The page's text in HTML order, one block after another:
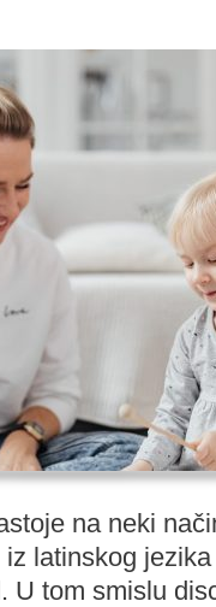
iz latinskog
U tom smislu